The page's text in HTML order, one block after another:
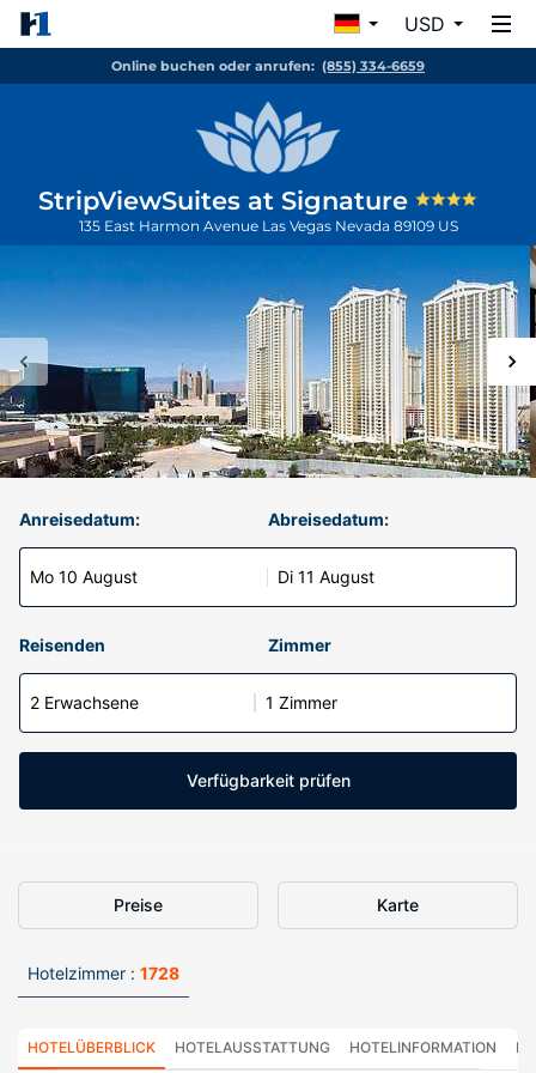
USD
Online buchen oder anrufen: (855) 334-6659
StripViewSuites at Signature
135 East Harmon Avenue Las Vegas Nevada 89109 US
Anreisedatum:
Mo 10 August
Abreisedatum:
Di 11 August
Reisenden Zimmer
2 Erwachsene 1 Zimmer
Verfügbarkeit prüfen
Preise Karte
Hotelzimmer : 1728
HOTELÜBERBLICK HOTELAUSSTATTUNG HOTELINFORMATION